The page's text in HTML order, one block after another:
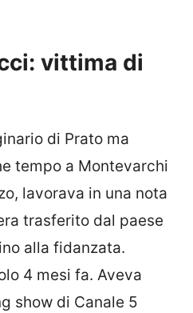
vittima di
di Prato ma
tempo a Montevarchi
lavorava in una nota
trasferito dal paese
alla fidanzata.
4 mesi fa. Aveva
show di Canale 5